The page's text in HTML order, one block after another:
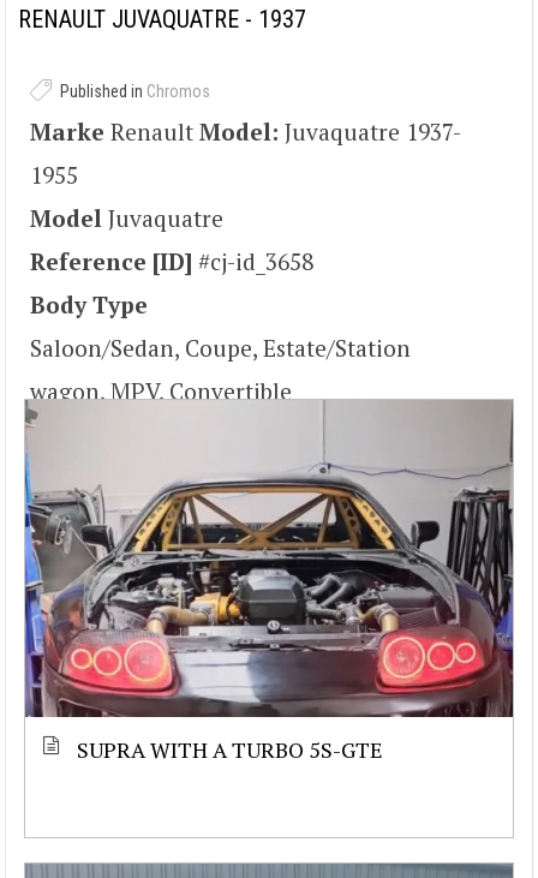
RENAULT JUVAQUATRE - 1937
Published in Chromos
Marke Renault Model: Juvaquatre 1937-
1955
Model Juvaquatre
Reference [ID] #cj-id_3658
Body Type
Saloon/Sedan, Coupe, Estate/Station
wagon, MPV, Convertible
SUPRA WITH A TURBO 5S-GTE